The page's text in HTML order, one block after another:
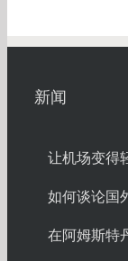
新闻
让机场变得
如何谈论国
在阿姆斯特